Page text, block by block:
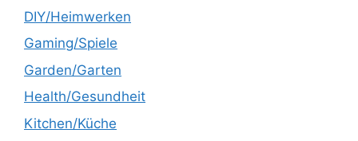
DIY/Heimwerken
Gaming/Spiele
Garden/Garten
Health/Gesundheit
Kitchen/Küche